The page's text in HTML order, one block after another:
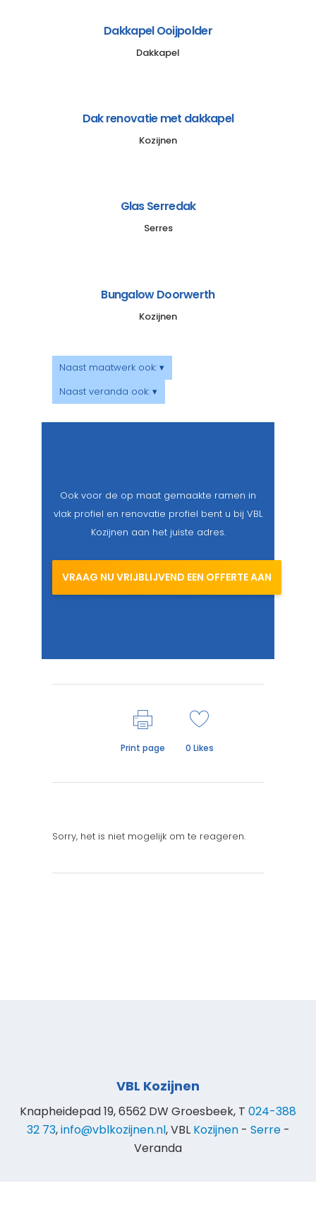
Dakkapel Ooijpolder
Dakkapel
Dak renovatie met dakkapel
Kozijnen
Glas Serredak
Serres
Bungalow Doorwerth
Kozijnen
Naast maatwerk ook: ▾
Naast veranda ook: ▾
Ook voor de op maat gemaakte ramen in
vlak profiel en renovatie profiel bent u bij VBL
Kozijnen aan het juiste adres.
VRAAG NU VRIJBLIJVEND EEN OFFERTE AAN
Print page 0 Likes
Sorry, het is niet mogelijk om te reageren.
VBL Kozijnen
Knapheidepad 19, 6562 DW Groesbeek, T 024-388
32 73,info@vblkozijnen.nl, VBL Kozijnen- Serre-
Veranda